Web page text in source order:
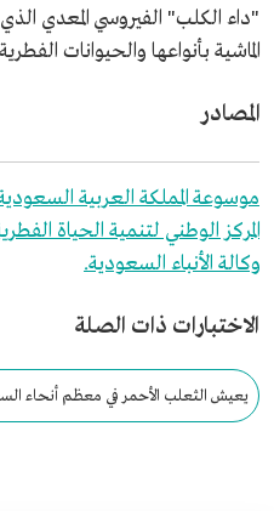
"داء الكلب" الفيروسي المعدي
الماشية بأنواعها والحيوانات
المصادر
موسوعة المملكة العربية
المركز الوطني لتنمية الحياة
وكالة الأنباء السعودية.
الاختبارات ذات الصلة
يعيش الثعلب الأحمر في معظم أنحاء